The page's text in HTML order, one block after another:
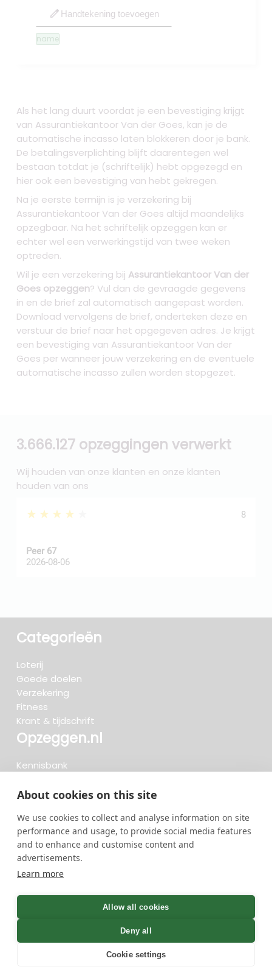
About cookies on this site
We use cookies to collect and analyse information on site
performance and usage, to provide social media features
and to enhance and customise content and
advertisements.
Learn more
Allow all cookies
Deny all
Cookie settings
edit Handtekening toevoegen
name
Als het lang duurt voordat je een bevestiging krijgt
van Assurantiekantoor Van der Goes, kan je de
automatische incasso laten blokkeren door je bank.
De betalingsverplichting blijft daarentegen wel
bestaan totdat je (schriftelijk) hebt opgezegd en
hier ook een bevestiging van hebt gekregen.
Na je eerste termijn is je verzekering bij
Assurantiekantoor Van der Goes altijd maandelijks
opzegbaar. Na het schriftelijk opzeggen kan er
echter wel een verwerkingstijd van twee weken
optreden.
Wil je een verzekering bij Assurantiekantoor Van der
Goes opzeggen? Vul dan de gevraagde gegevens
in en de brief zal automatisch aangepast worden.
Download vervolgens de brief, onderteken deze en
verstuur de brief naar het opgegeven adres. Je krijgt
een bevestiging van Assurantiekantoor Van der
Goes per wanneer jouw verzekering en de eventuele
automatische incasso zullen worden stopgezet.
3.666.127 opzeggingen verwerkt
Wij houden van onze klanten en onze klanten
houden van ons
★★★★★ 8
Peer 67
2026-08-06
Categorieën
Loterij
Goede doelen
Verzekering
Fitness
Krant & tijdschrift
Opzeggen.nl
Kennisbank
Beoordelingen
Meteen opzeggen
736 opzeggingen afgelopen 30 dagen - 3.666.127
opzeggingen in totaal
GreenOnline BV Gebruiksvoorwaarden